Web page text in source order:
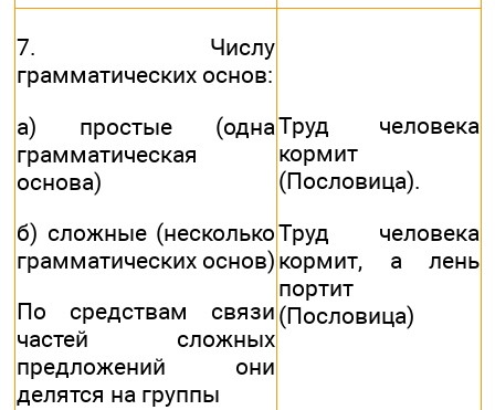
7. Числу
грамматических основ:
а) простые (одна
грамматическая
основа)
б) сложные (несколько
грамматических основ)
По средствам связи
частей сложных
предложений они
делятся на группы
Труд человека
кормит
(Пословица).
Труд человека
кормит, а лень
портит
(Пословица)